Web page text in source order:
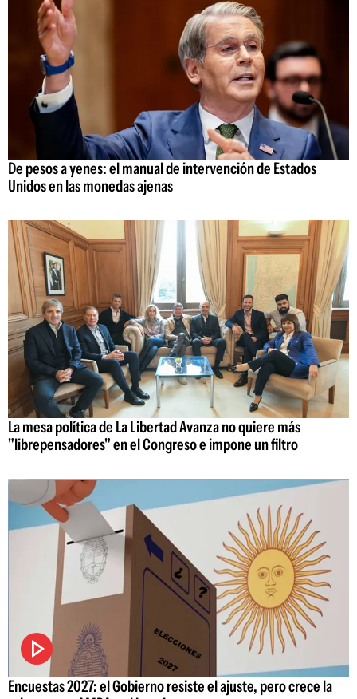
De pesos a yenes: el manual de intervención de Estados
Unidos en las monedas ajenas
La mesa política de La Libertad Avanza no quiere más
"librepensadores" en el Congreso e impone un filtro
Encuestas 2027: el Gobierno resiste el ajuste, pero crece la